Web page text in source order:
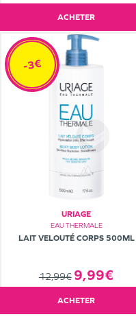
ACHETER
URIAGE
EAU THERMALE
LAIT VELOUTÉ CORPS 500ML
12,99€ 9,99€
-3€
ACHETER